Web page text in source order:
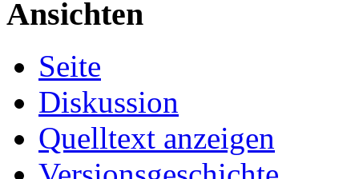
Ansichten
Seite
Diskussion
Quelltext anzeigen